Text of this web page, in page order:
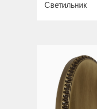
Светильник